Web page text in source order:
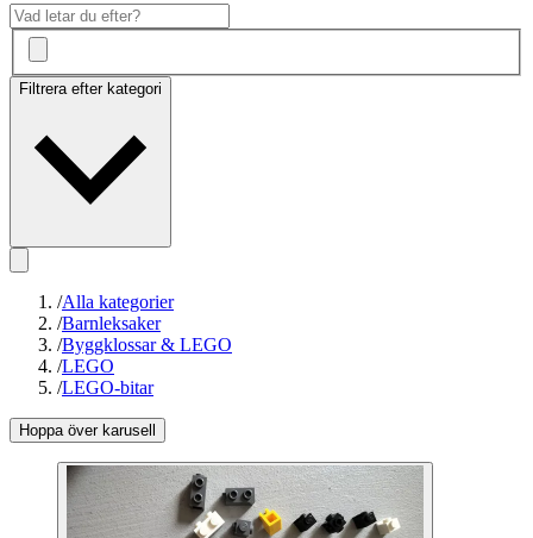
Filtrera efter kategori
/Alla kategorier
/Barnleksaker
/Byggklossar & LEGO
/LEGO
/LEGO-bitar
Hoppa över karusell